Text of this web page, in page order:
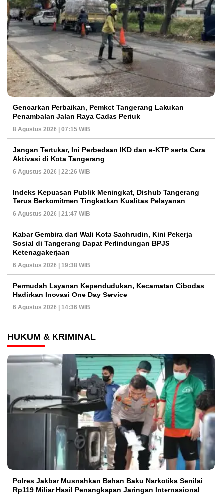
Gencarkan Perbaikan, Pemkot Tangerang Lakukan
Penambalan Jalan Raya Cadas Periuk
8 Agustus 2026 | 07:15 WIB
Jangan Tertukar, Ini Perbedaan IKD dan e-KTP serta Cara
Aktivasi di Kota Tangerang
6 Agustus 2026 | 22:26 WIB
Indeks Kepuasan Publik Meningkat, Dishub Tangerang
Terus Berkomitmen Tingkatkan Kualitas Pelayanan
6 Agustus 2026 | 21:47 WIB
Kabar Gembira dari Wali Kota Sachrudin, Kini Pekerja
Sosial di Tangerang Dapat Perlindungan BPJS
Ketenagakerjaan
6 Agustus 2026 | 19:38 WIB
Permudah Layanan Kependudukan, Kecamatan Cibodas
Hadirkan Inovasi One Day Service
6 Agustus 2026 | 14:36 WIB
HUKUM & KRIMINAL
Polres Jakbar Musnahkan Bahan Baku Narkotika Senilai
Rp119 Miliar Hasil Penangkapan Jaringan Internasional